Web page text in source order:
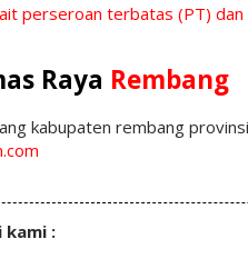
perseroan terbatas (PT) dan
Raya Rembang
kabupaten rembang
kami :